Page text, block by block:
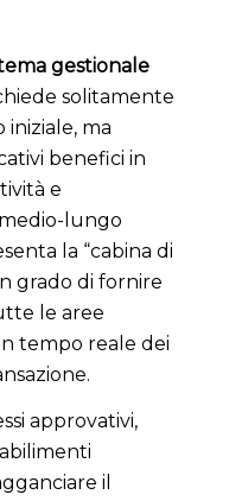
gestionale
solitamente
ma
benefici in
e
lungo
la “cabina di
grado di fornire
le aree
tempo reale dei
approvativi,
il